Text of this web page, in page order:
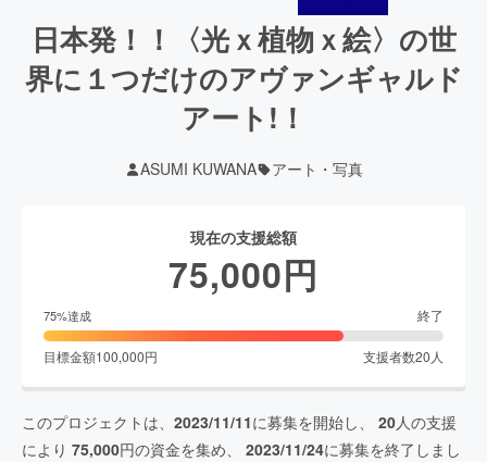
日本発！！〈光ｘ植物ｘ絵〉の世
界に１つだけのアヴァンギャルド
アート!！
ASUMI KUWANA アート・写真
現在の支援総額
75,000円
75%達成 終了
目標金額100,000円 支援者数20 人
このプロジェクトは、 2023/11/11に募集を開始し、 20人の支援
により 75,000円の資金を集め、 2023/11/24に募集を終了しまし